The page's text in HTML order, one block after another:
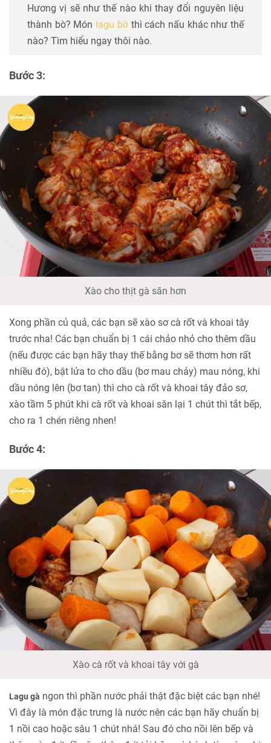
Hương vị sẽ như thế nào khi thay đổi nguyên liệu
thành bò? Món lagu bòthì cách nấu khác như thế
nào? Tìm hiểu ngay thôi nào.
Bước 3:
Xào cho thịt gà săn hơn
Xong phần củ quả, các bạn sẽ xào sơ cà rốt và khoai tây
trước nha! Các bạn chuẩn bị 1 cái chảo nhỏ cho thêm dầu
(nếu được các bạn hãy thay thế bằng bơ sẽ thơm hơn rất
nhiều đó), bật lửa to cho dầu (bơ mau chảy) mau nóng, khi
dầu nóng lên (bơ tan) thì cho cà rốt và khoai tây đảo sơ,
xào tầm 5 phút khi cà rốt và khoai săn lại 1 chút thì tắt bếp,
cho ra 1 chén riêng nhen!
Bước 4:
Xào cà rốt và khoai tây với gà
Lagu gà ngon thì phần nước phải thật đặc biệt các bạn nhé!
Vì đây là món đặc trưng là nước nên các bạn hãy chuẩn bị
1 nồi cao hoặc sâu 1 chút nhá! Sau đó cho nồi lên bếp và